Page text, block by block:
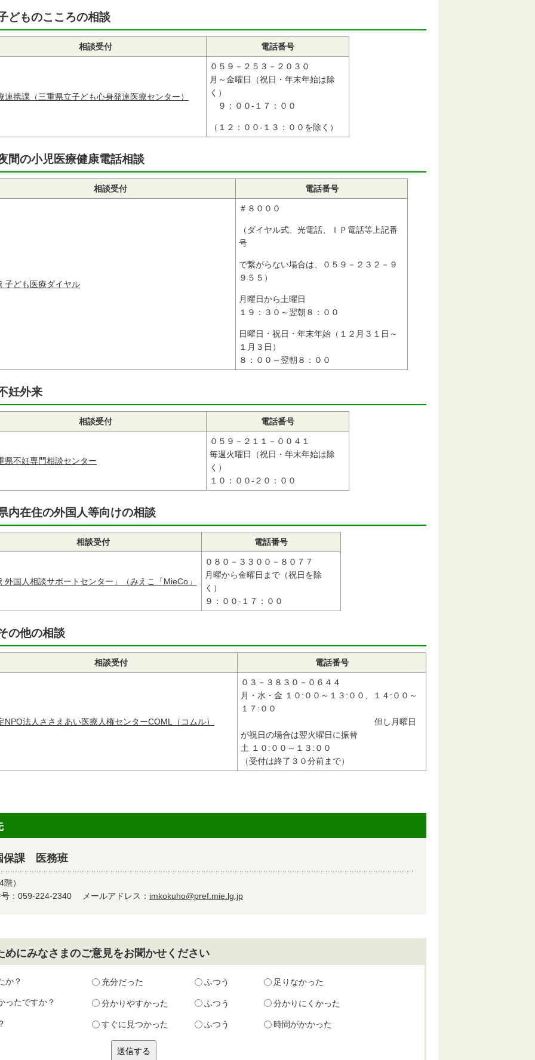
どものこころの相談
相談受付 電話番号
連携課（三重県立子ども心身発達医療センター）
０５９－２５３－２０３０
月～金曜日（祝日・年末年始は除
く）
９：００-１７：００
（１２：００-１３：００を除く）
間の小児医療健康電話相談
相談受付 電話番号
子ども医療ダイヤル
＃８０００
（ダイヤル式、光電話、ＩＰ電話等上記番
号
で繋がらない場合は、０５９－２３２－９
９５５）
月曜日から土曜日
１９：３０～翌朝８：００
日曜日・祝日・年末年始（１２月３１日～
１月３日）
８：００～翌朝８：００
妊外来
相談受付 電話番号
県不妊専門相談センター
０５９－２１１－００４１
毎週火曜日（祝日・年末年始は除
く）
１０：００-２０：００
内在住の外国人等向けの相談
相談受付 電話番号
外国人相談サポートセンター」（みえこ「MieCo」
０８０－３３００－８０７７
月曜から金曜日まで（祝日を除
く）
９：００-１７：００
の他の相談
相談受付 電話番号
NPO法人ささえあい医療人権センターCOML（コムル）
０３－３８３０－０６４４
月・水・金 １０:００～１３:００、１４:００～
１７:００
但し月曜日
が祝日の場合は翌火曜日に振替
土 １０:００～１３:００
（受付は終了３０分前まで）
保課 医務班
）
：059-224-2340
メールアドレス： imkokuho@pref.mie.lg.jp
にみなさまのご意見をお聞かせください
か？ 充分だった ふつう 足りなかった
ったですか？ 分かりやすかった ふつう 分かりにくかった
すぐに見つかった ふつう 時間がかかった